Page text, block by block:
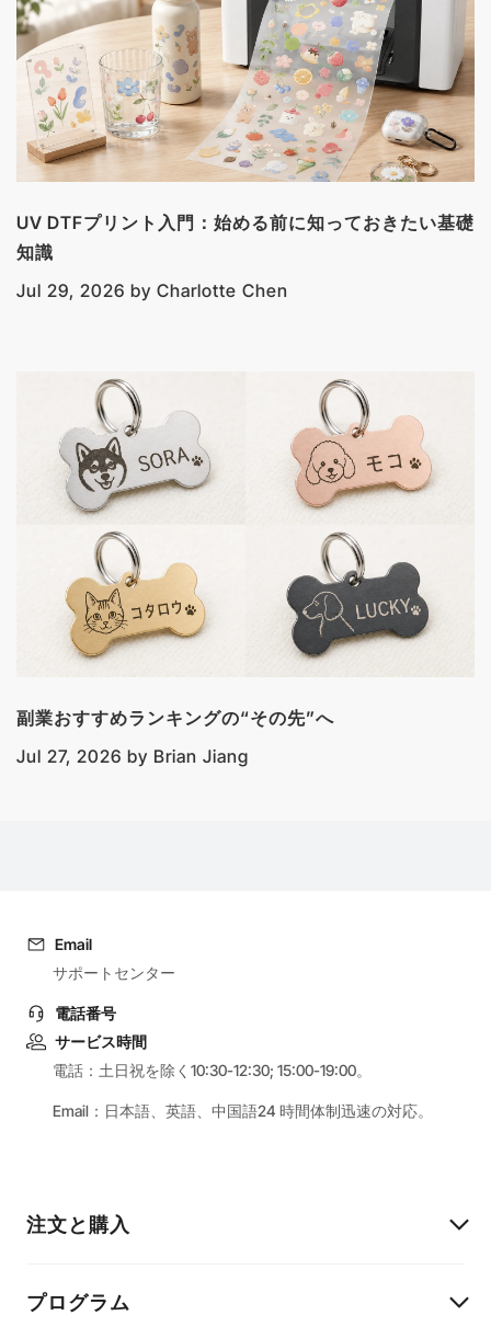
UV DTFプリント入門：始める前に知っておきたい基礎
知識
Jul 29, 2026 by Charlotte Chen
副業おすすめランキングの“その先”へ
Jul 27, 2026 by Brian Jiang
注文と購入
プログラム
Email
サポートセンター
電話番号
サービス時間
電話：土日祝を除く10:30-12:30; 15:00-19:00。
Email：日本語、英語、中国語24 時間体制迅速の対応。